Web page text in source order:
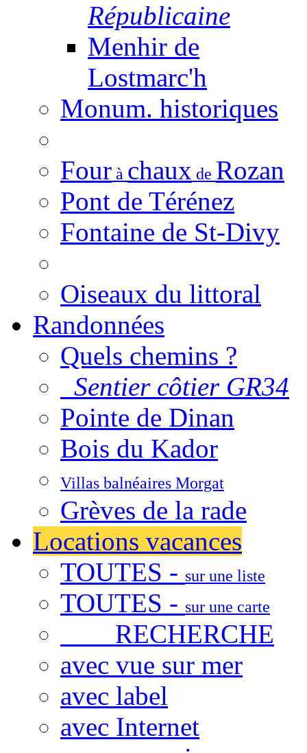
Républicaine
Menhir de
Lostmarc'h
Monum. historiques
Four à chaux de Rozan
Pont de Térénez
Fontaine de St-Divy
Oiseaux du littoral
Randonnées
Quels chemins ?
Sentier côtier GR34
Pointe de Dinan
Bois du Kador
Villas balnéaires Morgat
Grèves de la rade
Locations vacances
TOUTES - sur une liste
TOUTES - sur une carte
RECHERCHE
avec vue sur mer
avec label
avec Internet